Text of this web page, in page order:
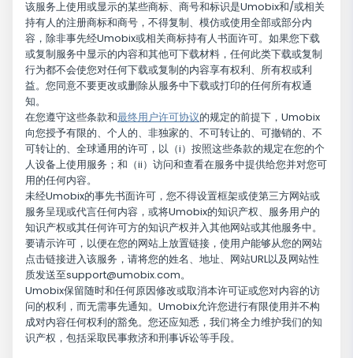
该服务上使用或显示的某些商标、商号和标识是Umobix和/或相关
持有人的注册商标和商号，不得复制、模仿或使用全部或部分内
容，除非事先经Umobix或相关商标持有人书面许可。如果您下载
或复制服务中显示的内容和其他可下载材料，任何此类下载或复制
行为都不会使您对任何下载或复制的内容享有权利、所有权或利
益。您同意不要更改或删除从服务中下载或打印的任何所有权通
知。
在您遵守这些条款和最终用户许可协议的规定的前提下，Umobix
向您授予有限的、个人的、非独家的、不可转让的、可撤销的、不
可转让的、全球通用的许可，以（i）按照这些条款的规定在您的个
人设备上使用服务；和（ii）访问和查看在服务中提供给您并对您可
用的任何内容。
未经Umobix的事先书面许可，您不得设置框架或使第三方网站或
服务呈现或代言任何内容，或将Umobix的知识产权、服务用户的
知识产权或其任何许可方的知识产权并入其他网站或其他服务中。
要请示许可，以便在您的网站上放置链接，使用户能够从您的网站
点击链接进入该服务，请将您的姓名、地址、网站URL以及网站性
质发送至support@umobix.com。
Umobix保留随时和任何原因修改或取消本许可证或您对内容的访
问的权利，而无需事先通知。Umobix允许您进行有限使用并不构
成对内容任何权利的豁免。您还应知悉，我们将全力维护我们的知
识产权，包括采取民事救济和刑事诉讼等手段。